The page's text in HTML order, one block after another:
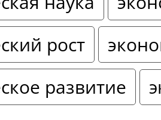
рост
развитие